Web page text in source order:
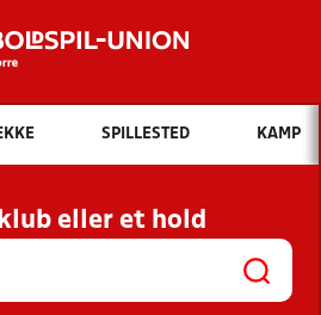
Hvad vil du søge efter?
INDHOLD OG NYHEDER
KLUBBER OG
HOLD
SPILLESTED KAMP
eller et hold